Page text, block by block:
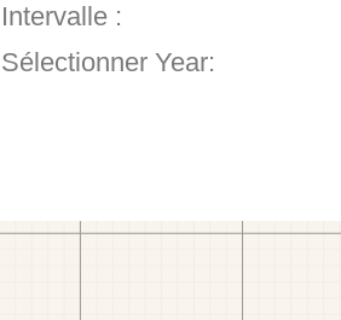
Intervalle :
Sélectionner Year: